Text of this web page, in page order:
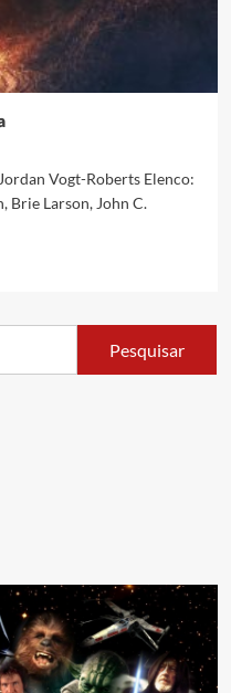
Vogt-Roberts Elenco:
Brie Larson, John C.